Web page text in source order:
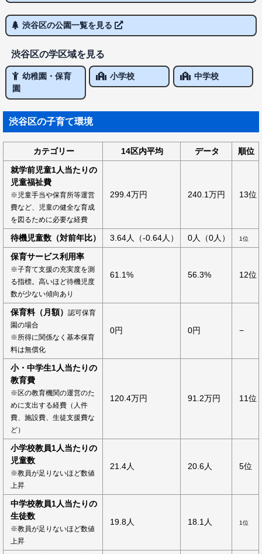
渋谷区の公園一覧を見る
渋谷区の学区域を見る
幼稚園・保育
園
小学校 中学校
渋谷区の子育て環境
カテゴリー 14区内平均 データ
順位
就学前児童1人当たりの
児童福祉費
※児童手当や保育所等運営
費など、児童の健全な育成
を図るために必要な経費
299.4万円 240.1万円 13位
待機児童数（対前年比） 3.64人（-0.64人） 0人（0人） 1位
保育サービス利用率
※子育て支援の充実度を測
る指標。高いほど待機児度
数が少ない傾向あり
61.1% 56.3% 12位
保育料（月額）
認可保育
園の場合
※所得に関係なく基本保育
料は無償化
0円 0円 −
小・中学生1人当たりの
教育費
※区の教育機関の運営のた
めに支出する経費（人件
費、施設費、生徒支援費な
ど）
120.4万円 91.2万円 11位
小学校教員1人当たりの
児童数
※教員が足りないほど数値
上昇
21.4人 20.6人 5位
中学校教員1人当たりの
生徒数
※教員が足りないほど数値
上昇
19.8人 18.1人 1位